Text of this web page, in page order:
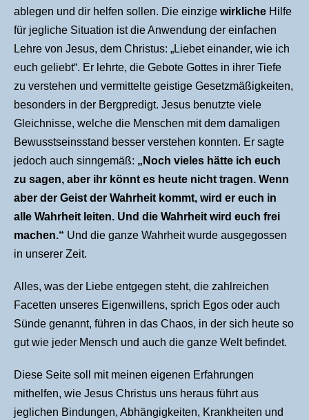
ablegen und dir helfen sollen. Die einzige wirkliche Hilfe
für jegliche Situation ist die Anwendung der einfachen
Lehre von Jesus, dem Christus: „Liebet einander, wie ich
euch geliebt“. Er lehrte, die Gebote Gottes in ihrer Tiefe
zu verstehen und vermittelte geistige Gesetzmäßigkeiten,
besonders in der Bergpredigt. Jesus benutzte viele
Gleichnisse, welche die Menschen mit dem damaligen
Bewusstseinsstand besser verstehen konnten. Er sagte
jedoch auch sinngemäß: „ Noch vieles hätte ich euch
zu sagen, aber ihr könnt es heute nicht tragen. Wenn
aber der Geist der Wahrheit kommt, wird er euch in
alle Wahrheit leiten. Und die Wahrheit wird euch frei
machen.“ Und die ganze Wahrheit wurde ausgegossen
in unserer Zeit.
Alles, was der Liebe entgegen steht, die zahlreichen
Facetten unseres Eigenwillens, sprich Egos oder auch
Sünde genannt, führen in das Chaos, in der sich heute so
gut wie jeder Mensch und auch die ganze Welt befindet.
Diese Seite soll mit meinen eigenen Erfahrungen
mithelfen, wie Jesus Christus uns heraus führt aus
jeglichen Bindungen, Abhängigkeiten, Krankheiten und